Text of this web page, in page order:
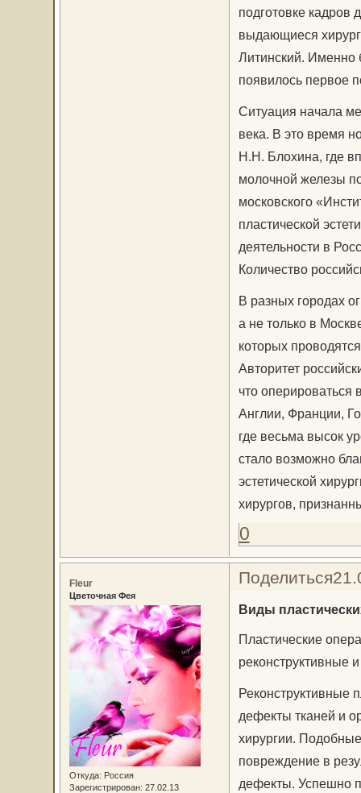
подготовке кадров
выдающиеся
Литинский. Именно
появилось первое
Ситуация начала
века. В это время
Н.Н. Блохина, где
молочной железы
московского
пластической
деятельности в
Количество
В разных городах
а не только в
которых
Авторитет
что
Англии, Франции,
где весьма высок
стало возможно
эстетической
хирургов,
0
Поделиться
Fleur
Цветочная Фея
Откуда: Россия
Зарегистрирован: 27.02.13
Виды
Пластические
реконструктивные и
Реконструктивные
дефекты тканей и
хирургии.
повреждение в
дефекты. Успешно